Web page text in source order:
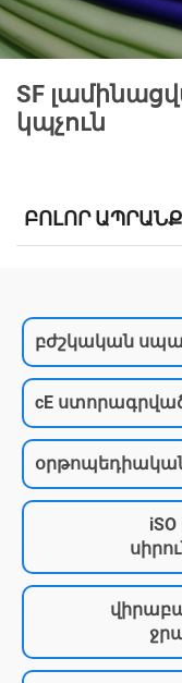
SF
կպչուն
ԲՈԼՈՐ
բժշկական
cE